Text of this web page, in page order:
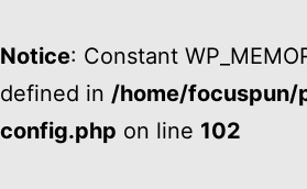
Notice: Constant
defined in /home/focuspun/
config.php on line 102